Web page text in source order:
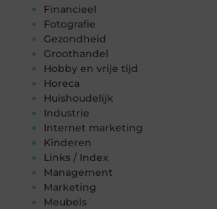
Financieel
Fotografie
Gezondheid
Groothandel
Hobby en vrije tijd
Horeca
Huishoudelijk
Industrie
Internet marketing
Kinderen
Links / Index
Management
Marketing
Meubels